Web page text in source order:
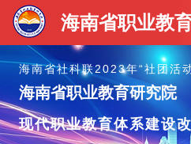
海南省职业教
海南省社科联2023年“社团活
海南省职业教育研究院
现代职业教育体系建设